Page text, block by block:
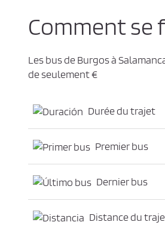
l
i
t
Comment se
Les bus de Burgos à
de seulement €
Durée du trajet
Premier bus
Dernier bus
Distance du